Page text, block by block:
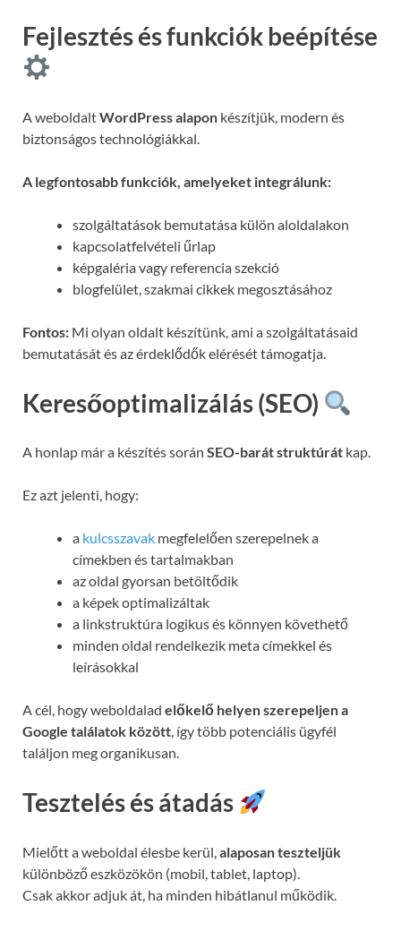
Fejlesztés és funkciók beépítése
A weboldaltWordPress alapon készítjük, modern és
biztonságos technológiákkal.
A legfontosabb funkciók, amelyeket integrálunk:
szolgáltatások bemutatása külön aloldalakon
kapcsolatfelvételi űrlap
képgaléria vagy referencia szekció
blogfelület, szakmai cikkek megosztásához
Fontos: Mi olyan oldalt készítünk, ami a szolgáltatásaid
bemutatását és az érdeklődők elérését támogatja.
Keresőoptimalizálás (SEO)
A honlap már a készítés során SEO-barát struktúrát kap.
Ez azt jelenti, hogy:
a kulcsszavak megfelelően szerepelnek a
címekben és tartalmakban
az oldal gyorsan betöltődik
a képek optimalizáltak
a linkstruktúra logikus és könnyen követhető
minden oldal rendelkezik meta címekkel és
leírásokkal
A cél, hogy weboldalad előkelő helyen szerepeljen a
Google találatok között, így több potenciális ügyfél
találjon meg organikusan.
Tesztelés és átadás
Mielőtt a weboldal élesbe kerül, alaposan teszteljük
különböző eszközökön (mobil, tablet, laptop).
Csak akkor adjuk át, ha minden hibátlanul működik.